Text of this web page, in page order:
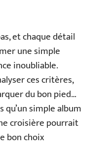
et chaque détail
une simple
inoubliable.
ces critères,
du bon pied…
simple album
croisière pourrait
bon choix